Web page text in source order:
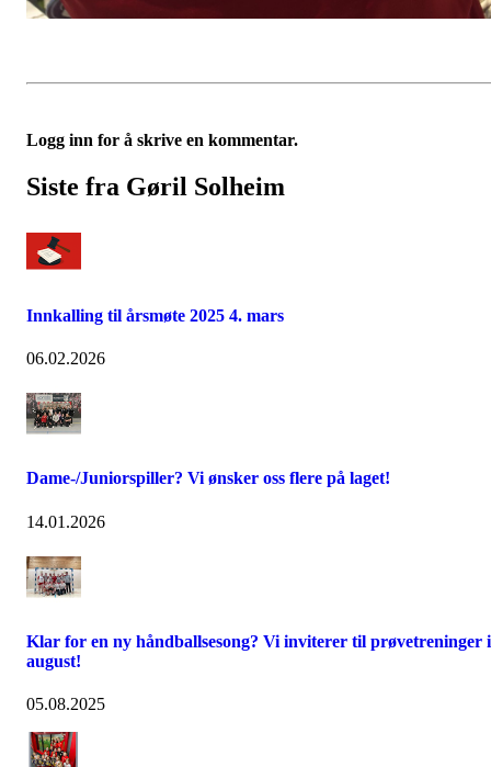
Logg inn for å skrive en kommentar.
Siste fra Gøril Solheim
Innkalling til årsmøte 2025 4. mars
06.02.2026
Dame-/Juniorspiller? Vi ønsker oss flere på laget!
14.01.2026
Klar for en ny håndballsesong? Vi inviterer til prøvetreninger i
august!
05.08.2025